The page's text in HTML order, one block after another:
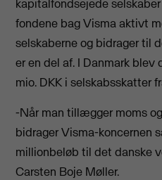
kapitalfondsejede
fondene bag Visma aktivt
selskaberne og bidrager til
er en del af. I Danmark
mio. DKK i selskabsskatter
-Når man tillægger moms
bidrager Visma-koncernen
millionbeløb til det danske
Carsten Boje Møller.